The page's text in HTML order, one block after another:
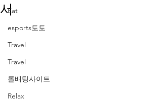
Eat
esports토토
Travel
Travel
롤배팅사이트
Relax
서